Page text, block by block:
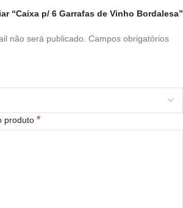
“Caixa p/ 6 Garrafas de Vinho Bordalesa”
não será publicado. Campos obrigatórios
produto *